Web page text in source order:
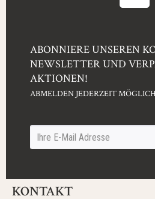
ABONNIERE UNSEREN
NEWSLETTER UND
AKTIONEN!
ABMELDEN JEDERZEIT MÖGLICH
KONTAKT